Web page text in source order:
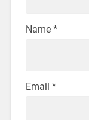
Name *
Email *